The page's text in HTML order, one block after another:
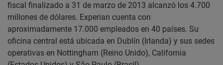
fiscal finalizado a 31 de marzo de 2013 alcanzó los 4.700
millones de dólares. Experian cuenta con
aproximadamente 17.000 empleados en 40 países. Su
oficina central está ubicada en Dublín (Irlanda) y sus sedes
operativas en Nottingham (Reino Unido), California